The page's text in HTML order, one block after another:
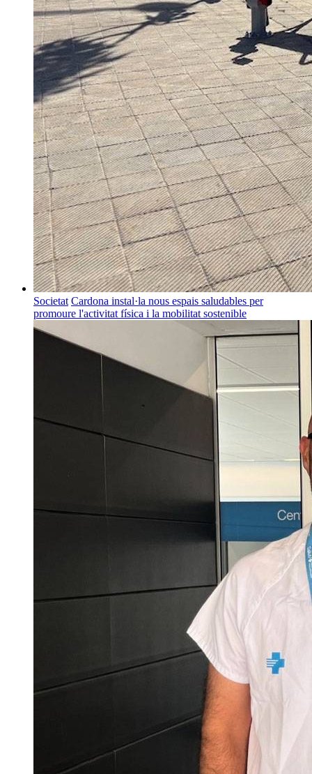
Societat Cardona instal·la nous espais saludables per
promoure l'activitat física i la mobilitat sostenible